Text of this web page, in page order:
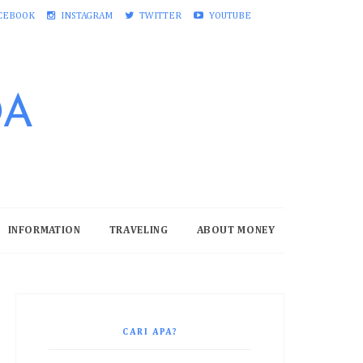
INSTAGRAM TWITTER YOUTUBE
INFORMATION TRAVELING ABOUT MONEY
CARI APA?